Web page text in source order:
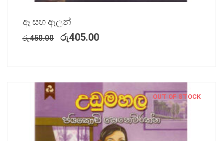
ඈ සහ ඇලන්
රු450.00 රු405.00
OUT OF STOCK